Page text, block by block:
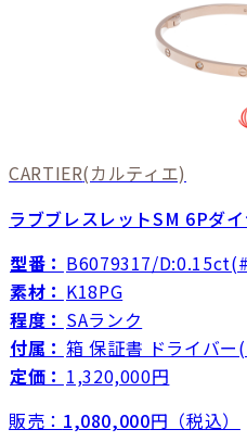
CARTIER(カルティエ)
ラブブレスレットSM 6Pダ
型番： B6079317/
素材： K18PG
程度： SAランク
付属： 箱 保証書 ドライバー
定価： 1,320,000円
販売： 1,080,000円（税込）